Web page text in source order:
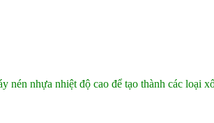
nhựa nhiệt độ cao để tạo thành các loại